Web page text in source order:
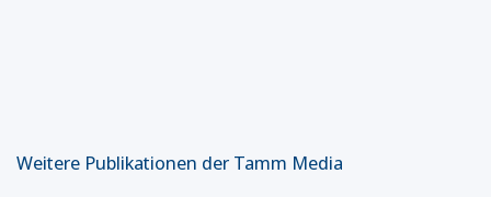
Weitere Publikationen der Tamm Media